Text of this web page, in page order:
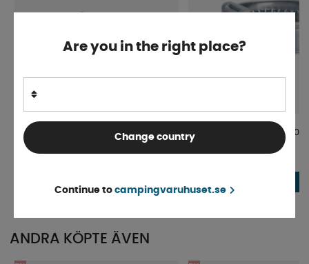
Cadac Snabbkoppling till grill 8mm Slangklämma Rostfritt 10-
ANDRA KÖPTE ÄVEN
Are you in the right place?
Change country
Continue to campingvaruhuset.se